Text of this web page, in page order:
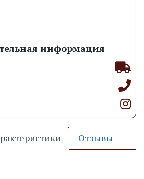
информация
Отзывы